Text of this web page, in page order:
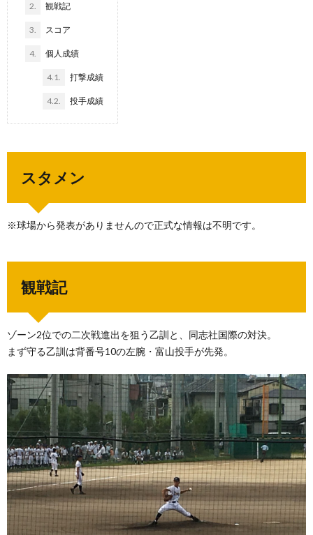
2. 観戦記
3. スコア
4. 個人成績
4.1. 打撃成績
4.2. 投手成績
スタメン
※球場から発表がありませんので正式な情報は不明です。
観戦記
ゾーン2位での二次戦進出を狙う乙訓と、同志社国際の対決。
まず守る乙訓は背番号10の左腕・富山投手が先発。